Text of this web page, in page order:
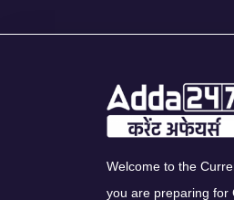
Welcome to the
you are preparing for